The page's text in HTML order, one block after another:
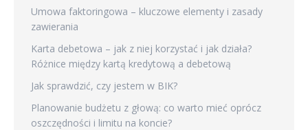
Umowa faktoringowa – kluczowe elementy i zasady
zawierania
Karta debetowa – jak z niej korzystać i jak działa?
Różnice między kartą kredytową a debetową
Jak sprawdzić, czy jestem w BIK?
Planowanie budżetu z głową: co warto mieć oprócz
oszczędności i limitu na koncie?